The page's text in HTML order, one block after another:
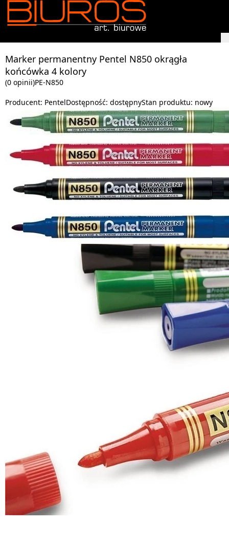
Marker permanentny Pentel N850 okrągła
końcówka 4 kolory
(0 opinii)PE-N850
Producent: PentelDostępność: dostępnyStan produktu: nowy